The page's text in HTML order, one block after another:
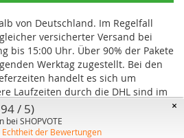
von Deutschland. Im Regelfall
versicherter Versand bei
bis 15:00 Uhr. Über 90% der Pakete
Werktag zugestellt. Bei den
handelt es sich um
Laufzeiten durch die DHL sind im
von uns nicht beeinflusst
werden.
×
/ 5)
bei SHOPVOTE
der Bewertungen